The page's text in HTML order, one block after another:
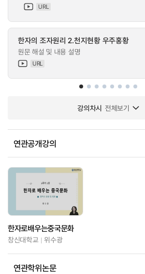
URL
한자의 조자원리 2.천지현황 우주홍황
원문 해설 및 내용 설명
URL
강의차시 전체보기
연관공개강의
한자로배우는중국문화
창신대학교 위수광
연관학위논문